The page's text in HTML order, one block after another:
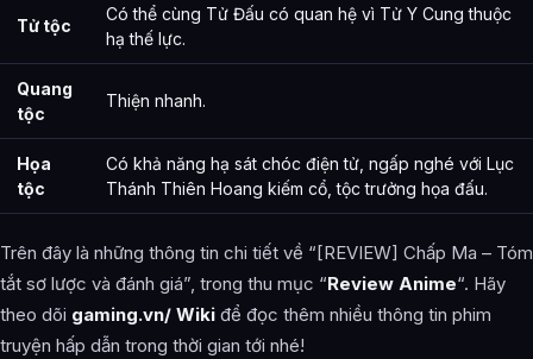
Tử tộc
Có thể cùng Tử Đấu có quan hệ vì Tử Y Cung thuộc
hạ thế lực.
Quang
tộc
Thiện nhanh.
Họa
tộc
Có khả năng hạ sát chóc điện tử, ngấp nghé với Lục
Thánh Thiên Hoang kiếm cổ, tộc trưởng họa đấu.
Trên đây là những thông tin chi tiết về “[REVIEW] Chấp Ma – Tóm
tắt sơ lược và đánh giá”, trong thu mục “Review Anime“. Hãy
theo dõi gaming.vn/ Wiki để đọc thêm nhiều thông tin phim
truyện hấp dẫn trong thời gian tới nhé!